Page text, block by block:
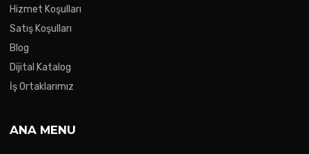
Hizmet Koşulları
Satış Koşulları
Blog
Dijital Katalog
İş Ortaklarımız
ANA MENU